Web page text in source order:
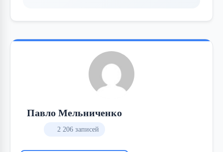
Павло Мельниченко
2 206 записей